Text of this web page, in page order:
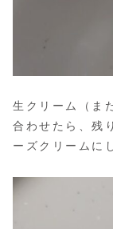
生クリーム （ま
合わせたら、残
ーズクリームに